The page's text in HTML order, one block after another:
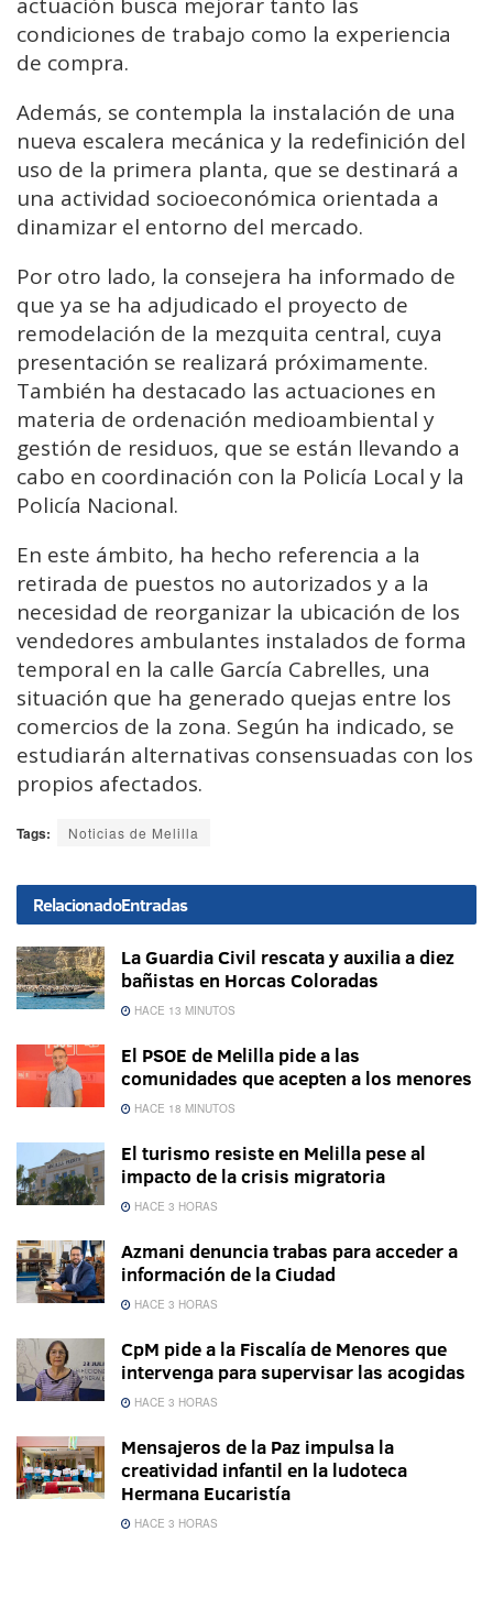
actuación busca mejorar tanto las
condiciones de trabajo como la experiencia
de compra.
Además, se contempla la instalación de una
nueva escalera mecánica y la redefinición del
uso de la primera planta, que se destinará a
una actividad socioeconómica orientada a
dinamizar el entorno del mercado.
Por otro lado, la consejera ha informado de
que ya se ha adjudicado el proyecto de
remodelación de la mezquita central, cuya
presentación se realizará próximamente.
También ha destacado las actuaciones en
materia de ordenación medioambiental y
gestión de residuos, que se están llevando a
cabo en coordinación con la Policía Local y la
Policía Nacional.
En este ámbito, ha hecho referencia a la
retirada de puestos no autorizados y a la
necesidad de reorganizar la ubicación de los
vendedores ambulantes instalados de forma
temporal en la calle García Cabrelles, una
situación que ha generado quejas entre los
comercios de la zona. Según ha indicado, se
estudiarán alternativas consensuadas con los
propios afectados.
Tags: Noticias de Melilla
RelacionadoEntradas
La Guardia Civil rescata y auxilia a diez
bañistas en Horcas Coloradas
HACE 13 MINUTOS
El PSOE de Melilla pide a las
comunidades que acepten a los menores
HACE 18 MINUTOS
El turismo resiste en Melilla pese al
impacto de la crisis migratoria
HACE 3 HORAS
Azmani denuncia trabas para acceder a
información de la Ciudad
HACE 3 HORAS
CpM pide a la Fiscalía de Menores que
intervenga para supervisar las acogidas
HACE 3 HORAS
Mensajeros de la Paz impulsa la
creatividad infantil en la ludoteca
Hermana Eucaristía
HACE 3 HORAS